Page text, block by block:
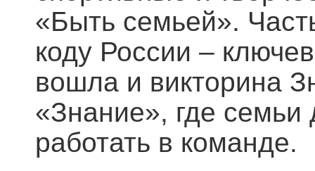
«Быть семьей».
коду России –
вошла и викторина
«Знание», где
работать в команде.